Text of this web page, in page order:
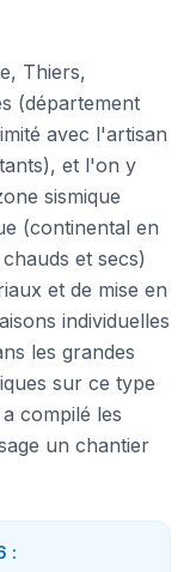
Thiers,
(département
avec l'artisan
et l'on y
sismique
(continental en
et secs)
et de mise en
individuelles
les grandes
sur ce type
compilé les
un chantier
: